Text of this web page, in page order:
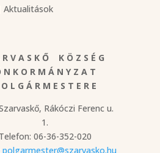
Aktualitások
R V A S K Ő K Ö Z S É G
N K O R M Á N Y Z A T
L G Á R M E S T E R E
Rákóczi Ferenc u.
1.
Telefon: 06-36-352-020
polgarmester@szarvasko.hu